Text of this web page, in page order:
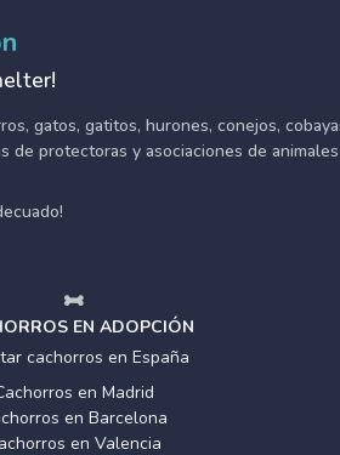
gatos, gatitos, hurones, conejos,
de protectoras y asociaciones de
EN ADOPCIÓN
cachorros en España
en Madrid
en Barcelona
en Valencia